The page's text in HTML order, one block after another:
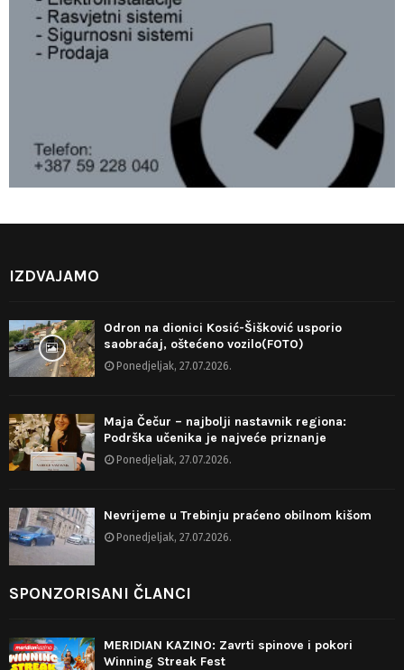
IZDVAJAMO
Odron na dionici Kosić-Šišković usporio
saobraćaj, oštećeno vozilo(FOTO)
Ponedjeljak, 27.07.2026.
Maja Čečur – najbolji nastavnik regiona:
Podrška učenika je najveće priznanje
Ponedjeljak, 27.07.2026.
Nevrijeme u Trebinju praćeno obilnom kišom
Ponedjeljak, 27.07.2026.
SPONZORISANI ČLANCI
MERIDIAN KAZINO: Zavrti spinove i pokori
Winning Streak Fest